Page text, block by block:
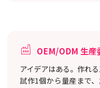
OEM/ODM 生産
アイデアはある。作れ
試作1個から量産まで